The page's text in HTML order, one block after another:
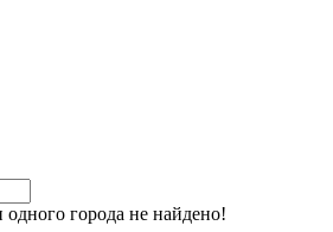
города не найдено!